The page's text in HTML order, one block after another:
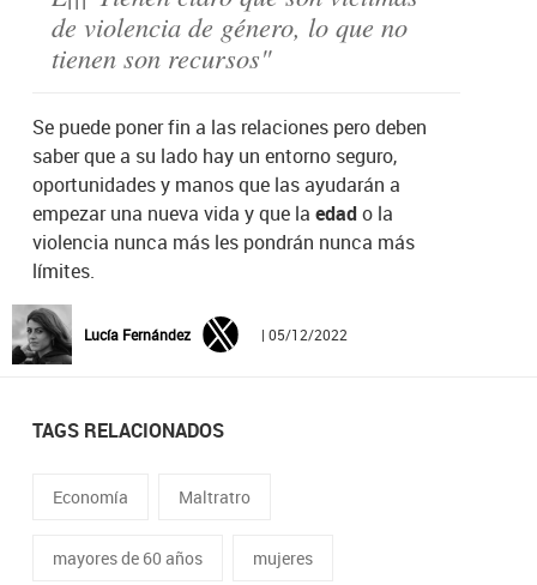
de violencia de género, lo que no
tienen son recursos"
Se puede poner fin a las relaciones pero deben
saber que a su lado hay un entorno seguro,
oportunidades y manos que las ayudarán a
empezar una nueva vida y que laedado la
violencia nunca más les pondrán nunca más
límites.
Lucía Fernández | 05/12/2022
TAGS RELACIONADOS
Economía Maltratro
mayores de 60 años mujeres